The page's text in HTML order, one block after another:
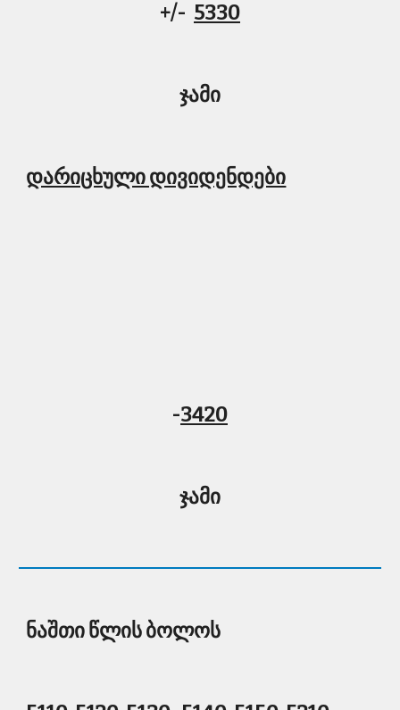
+/- 5330
ჯამი
დარიცხული დივიდენდები
-3420
ჯამი
ნაშთი წლის ბოლოს